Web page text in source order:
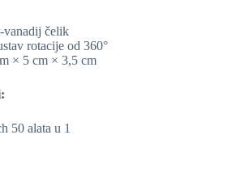
čelik
rotacije od 360°
× 5 cm × 3,5 cm
50 alata u 1